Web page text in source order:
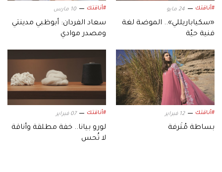
#أناقتك 24 مايو
«سكياباريللي».. الموضة لغة
فنية حيّة
#أناقتك 10 مارس
سعاد الفردان: أبوظبي مدينتي
ومصدر موادي
#أناقتك 12 فبراير
بساطة مُتْرفة
#أناقتك 07 فبراير
لورو بيانا.. خفة مطلقة وأناقة
لا تُحس